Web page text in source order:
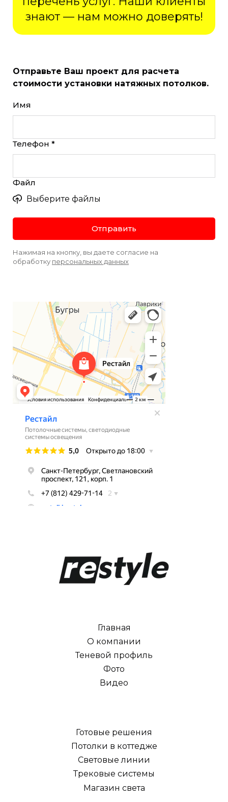
знают — нам можно доверять!
Отправьте Ваш проект для расчета
стоимости установки натяжных потолков.
Имя
Телефон *
Файл
Выберите файлы
Отправить
Нажимая на кнопку, вы даете согласие на
обработку персональных данных
Главная
О компании
Теневой профиль
Фото
Видео
Готовые решения
Потолки в коттедже
Световые линии
Трековые системы
Магазин света